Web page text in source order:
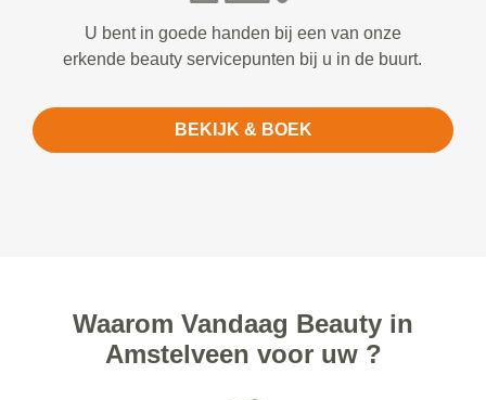
U bent in goede handen bij een van onze
erkende beauty servicepunten bij u in de buurt.
BEKIJK & BOEK
Waarom Vandaag Beauty in
Amstelveen voor uw ?